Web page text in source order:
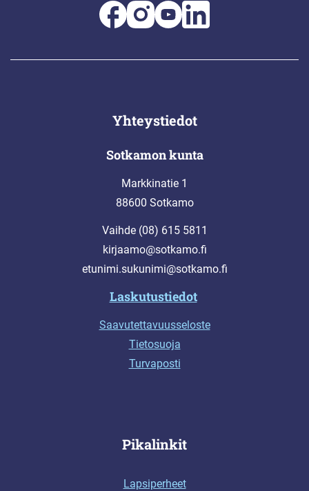
Yhteystiedot
Sotkamon kunta
Markkinatie 1
88600 Sotkamo
Vaihde (08) 615 5811
kirjaamo@sotkamo.fi
etunimi.sukunimi@sotkamo.fi
Laskutustiedot
Saavutettavuusseloste
Tietosuoja
Turvaposti
Pikalinkit
Lapsiperheet